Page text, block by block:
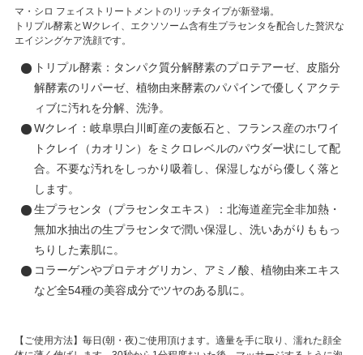
マ・シロ フェイストリートメントのリッチタイプが新登場。
トリプル酵素とWクレイ、エクソソーム含有生プラセンタを配合した贅沢な
エイジングケア洗顔です。
トリプル酵素：タンパク質分解酵素のプロテアーゼ、皮脂分
解酵素のリパーゼ、植物由来酵素のパパインで優しくアクテ
ィブに汚れを分解、洗浄。
Wクレイ：岐阜県白川町産の麦飯石と、フランス産のホワイ
トクレイ（カオリン）をミクロレベルのパウダー状にして配
合。不要な汚れをしっかり吸着し、保湿しながら優しく落と
します。
生プラセンタ（プラセンタエキス）：北海道産完全非加熱・
無加水抽出の生プラセンタで潤い保湿し、洗いあがりももっ
ちりした素肌に。
コラーゲンやプロテオグリカン、アミノ酸、植物由来エキス
など全54種の美容成分でツヤのある肌に。
【ご使用方法】毎日(朝・夜)ご使用頂けます。適量を手に取り、濡れた顔全